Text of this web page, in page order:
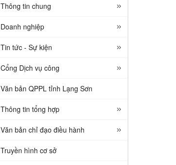
Thông tin chung
Doanh nghiệp
Tin tức - Sự kiện
Cổng Dịch vụ công
Văn bản QPPL tỉnh Lạng Sơn
Thông tin tổng hợp
Văn bản chỉ đạo điều hành
Truyền hình cơ sở